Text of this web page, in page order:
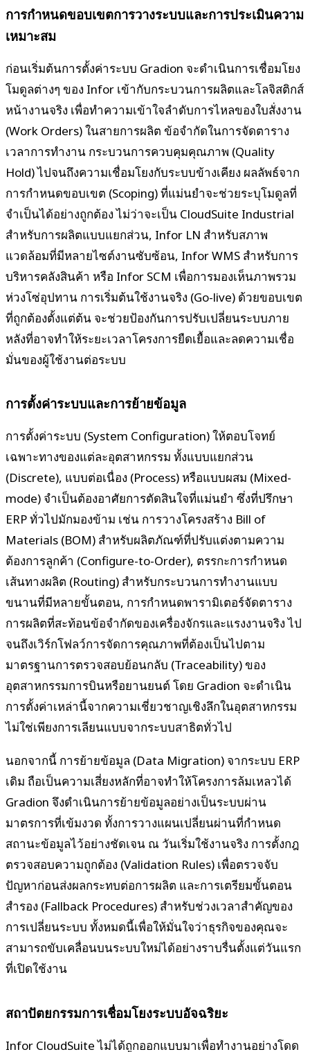
การกำหนดขอบเขตการวางระบบและการประเมินความ
เหมาะสม
ก่อนเริ่มต้นการตั้งค่าระบบ Gradion จะดำเนินการเชื่อมโยง
โมดูลต่างๆ ของ Infor เข้ากับกระบวนการผลิตและโลจิสติกส์
หน้างานจริง เพื่อทำความเข้าใจลำดับการไหลของใบสั่งงาน
(Work Orders) ในสายการผลิต ข้อจำกัดในการจัดตาราง
เวลาการทำงาน กระบวนการควบคุมคุณภาพ (Quality
Hold) ไปจนถึงความเชื่อมโยงกับระบบข้างเคียง ผลลัพธ์จาก
การกำหนดขอบเขต (Scoping) ที่แม่นยำจะช่วยระบุโมดูลที่
จำเป็นได้อย่างถูกต้อง ไม่ว่าจะเป็น CloudSuite Industrial
สำหรับการผลิตแบบแยกส่วน, Infor LN สำหรับสภาพ
แวดล้อมที่มีหลายไซต์งานซับซ้อน, Infor WMS สำหรับการ
บริหารคลังสินค้า หรือ Infor SCM เพื่อการมองเห็นภาพรวม
ห่วงโซ่อุปทาน การเริ่มต้นใช้งานจริง (Go-live) ด้วยขอบเขต
ที่ถูกต้องตั้งแต่ต้น จะช่วยป้องกันการปรับเปลี่ยนระบบภาย
หลังที่อาจทำให้ระยะเวลาโครงการยืดเยื้อและลดความเชื่อ
มั่นของผู้ใช้งานต่อระบบ
การตั้งค่าระบบและการย้ายข้อมูล
การตั้งค่าระบบ (System Configuration) ให้ตอบโจทย์
เฉพาะทางของแต่ละอุตสาหกรรม ทั้งแบบแยกส่วน
(Discrete), แบบต่อเนื่อง (Process) หรือแบบผสม (Mixed-
mode) จำเป็นต้องอาศัยการตัดสินใจที่แม่นยำ ซึ่งที่ปรึกษา
ERP ทั่วไปมักมองข้าม เช่น การวางโครงสร้าง Bill of
Materials (BOM) สำหรับผลิตภัณฑ์ที่ปรับแต่งตามความ
ต้องการลูกค้า (Configure-to-Order), ตรรกะการกำหนด
เส้นทางผลิต (Routing) สำหรับกระบวนการทำงานแบบ
ขนานที่มีหลายขั้นตอน, การกำหนดพารามิเตอร์จัดตาราง
การผลิตที่สะท้อนข้อจำกัดของเครื่องจักรและแรงงานจริง ไป
จนถึงเวิร์กโฟลว์การจัดการคุณภาพที่ต้องเป็นไปตาม
มาตรฐานการตรวจสอบย้อนกลับ (Traceability) ของ
อุตสาหกรรมการบินหรือยานยนต์ โดย Gradion จะดำเนิน
การตั้งค่าเหล่านี้จากความเชี่ยวชาญเชิงลึกในอุตสาหกรรม
ไม่ใช่เพียงการเลียนแบบจากระบบสาธิตทั่วไป
นอกจากนี้ การย้ายข้อมูล (Data Migration) จากระบบ ERP
เดิม ถือเป็นความเสี่ยงหลักที่อาจทำให้โครงการล้มเหลวได้
Gradion จึงดำเนินการย้ายข้อมูลอย่างเป็นระบบผ่าน
มาตรการที่เข้มงวด ทั้งการวางแผนเปลี่ยนผ่านที่กำหนด
สถานะข้อมูลไว้อย่างชัดเจน ณ วันเริ่มใช้งานจริง การตั้งกฎ
ตรวจสอบความถูกต้อง (Validation Rules) เพื่อตรวจจับ
ปัญหาก่อนส่งผลกระทบต่อการผลิต และการเตรียมขั้นตอน
สำรอง (Fallback Procedures) สำหรับช่วงเวลาสำคัญของ
การเปลี่ยนระบบ ทั้งหมดนี้เพื่อให้มั่นใจว่าธุรกิจของคุณจะ
สามารถขับเคลื่อนบนระบบใหม่ได้อย่างราบรื่นตั้งแต่วันแรก
ที่เปิดใช้งาน
สถาปัตยกรรมการเชื่อมโยงระบบอัจฉริยะ
Infor CloudSuite ไม่ได้ถูกออกแบบมาเพื่อทำงานอย่างโดด